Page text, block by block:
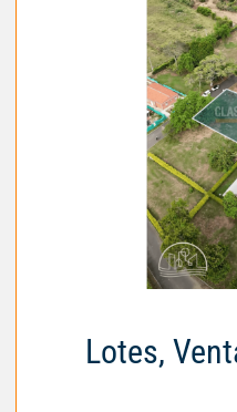
Lotes,